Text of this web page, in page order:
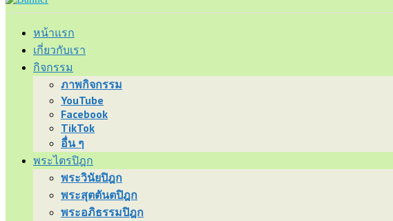
หน้าแรก
เกี่ยวกับเรา
กิจกรรม
ภาพกิจกรรม
YouTube
Facebook
TikTok
อื่น ๆ
พระไตรปิฎก
พระวินัยปิฎก
พระสุตตันตปิฎก
พระอภิธรรมปิฎก